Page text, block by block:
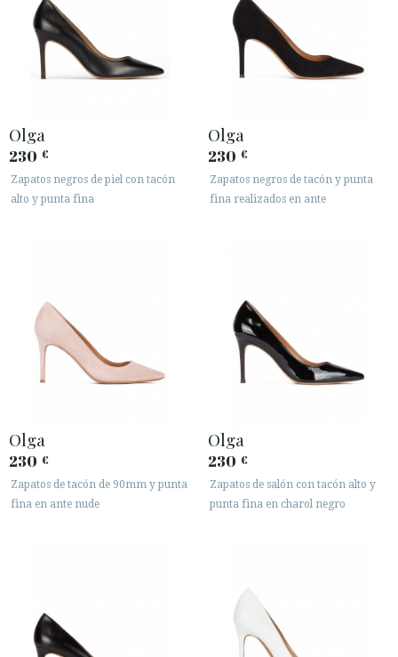
Olga
230 €
Zapatos negros de piel con tacón
alto y punta fina
Olga
230 €
Zapatos negros de tacón y punta
fina realizados en ante
Olga
230 €
Zapatos de tacón de 90mm y punta
fina en ante nude
Olga
230 €
Zapatos de salón con tacón alto y
punta fina en charol negro